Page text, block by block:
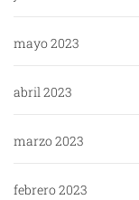
mayo 2023
abril 2023
marzo 2023
febrero 2023